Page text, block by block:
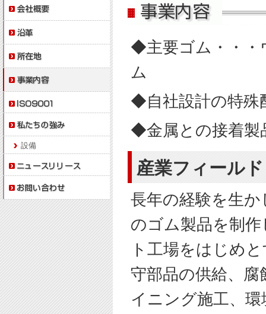
◆主要ゴム・・・
ム
◆自社設計の特殊
◆金属との接着製
産業フィール
長年の経験を生
のゴム製品を制
ト工場をはじめ
守部品の供給、
イニング施工、
設備